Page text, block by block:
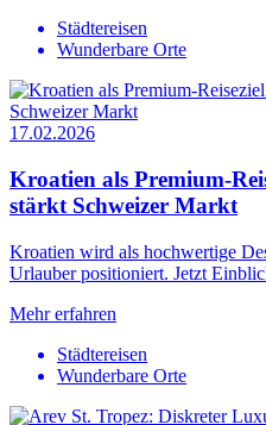
Städtereisen
Wunderbare Orte
17.02.2026
Kroatien als Premium-
stärkt Schweizer Markt
Kroatien wird als hochwertige
Urlauber positioniert. Jetzt
Mehr erfahren
Städtereisen
Wunderbare Orte